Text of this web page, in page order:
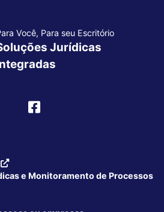
Você, Para seu Escritório
Jurídicas
e Monitoramento de Processos